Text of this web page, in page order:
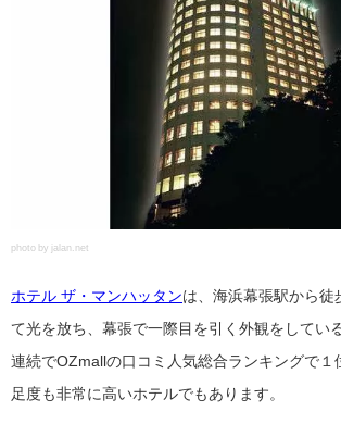
photo by jalan.net
ホテル ザ・マンハッタンは、海浜幕張駅から徒
て光を放ち、幕張で一際目を引く外観をしてい
連続でOZmallの口コミ人気総合ランキングで１
足度も非常に高いホテルでもあります。